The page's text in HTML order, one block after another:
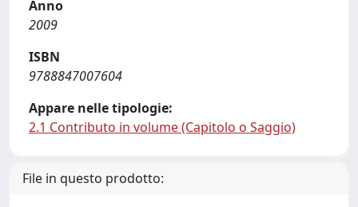
Anno
2009
ISBN
9788847007604
Appare nelle tipologie:
2.1 Contributo in volume (Capitolo o Saggio)
File in questo prodotto: